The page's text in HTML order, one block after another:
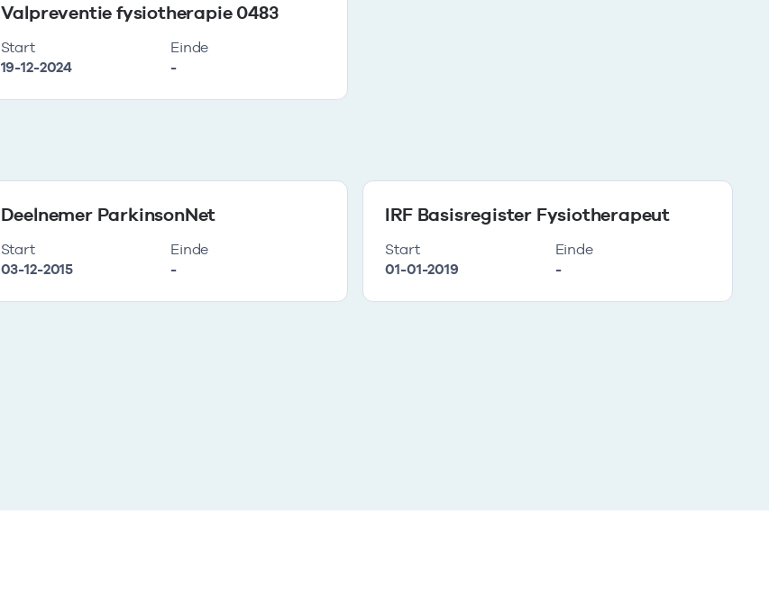
Valpreventie fysiotherapie 0483
Start
19-12-2024
Einde
-
Deelnemer ParkinsonNet
Start
03-12-2015
Einde
-
IRF Basisregister Fysiotherapeut
Start
01-01-2019
Einde
-